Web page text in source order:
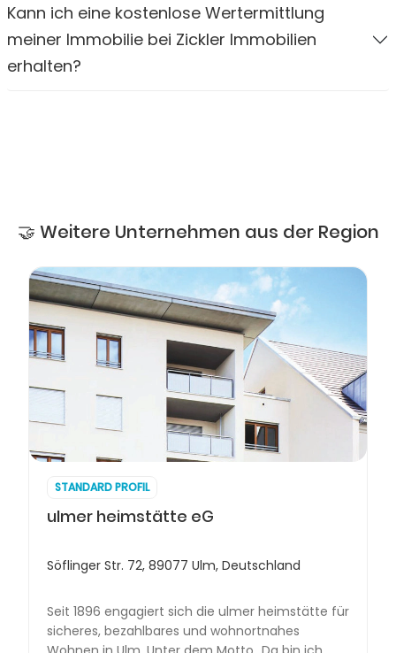
Kann ich eine kostenlose Wertermittlung
meiner Immobilie bei Zickler Immobilien
erhalten?
🤝 Weitere Unternehmen aus der Region
STANDARD PROFIL
ulmer heimstätte eG
Söflinger Str. 72, 89077 Ulm, Deutschland
Seit 1896 engagiert sich die ulmer heimstätte für
sicheres, bezahlbares und wohnortnahes